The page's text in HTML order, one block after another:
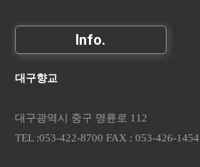
Info.
대구향교
대구광역시 중구 명륜로 112
TEL :053-422-8700 FAX : 053-426-1454